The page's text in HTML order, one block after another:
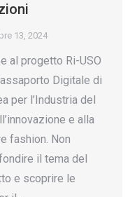
13, 2024
al progetto Ri-USO
Digitale di
per l’Industria del
e alla
fashion. Non
il tema del
e scoprire le